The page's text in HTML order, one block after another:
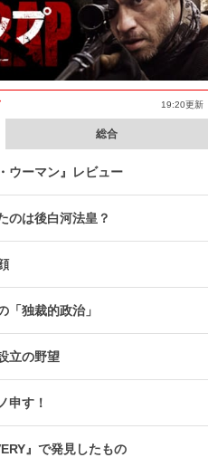
19:20更新
総合
ウーマン』レビュー
のは後白河法皇？
「独裁的政治」
立の野望
申す！
』で発見したもの